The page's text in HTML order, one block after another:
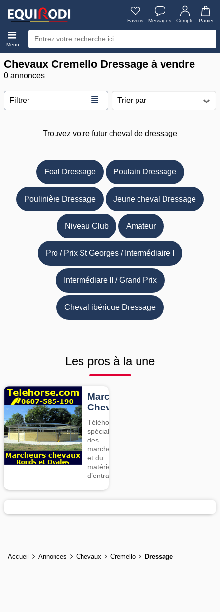
Favoris Messages Compte Panier
Menu
Chevaux Cremello Dressage à vendre
0 annonces
Filtrer ≣
Trouvez votre futur cheval de dressage
Foal Dressage Poulain Dressage
Poulinière Dressage Jeune cheval Dressage
Niveau Club Amateur
Pro / Prix St Georges / Intermédiaire I
Intermédiare II / Grand Prix
Cheval ibérique Dressage
Les pros à la une
Marcheurs
Chevaux
Téléhorse,
spécialiste
des
marcheurs
et du
matériel
d’entrainement
Accueil Annonces Chevaux Cremello Dressage